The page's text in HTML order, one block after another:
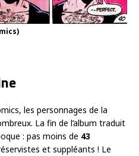
les personnages de la
La fin de l’album traduit
: pas moins de 43
et suppléants ! Le